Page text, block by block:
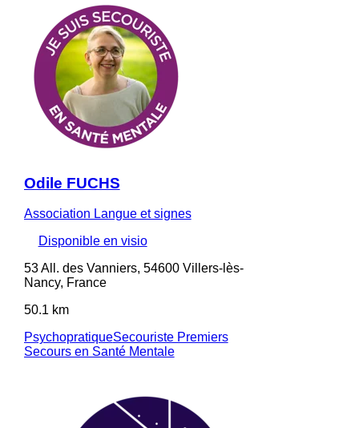
Odile FUCHS
Association Langue et signes
Disponible en visio
53 All. des Vanniers, 54600 Villers-lès-
Nancy, France
50.1 km
PsychopratiqueSecouriste Premiers
Secours en Santé Mentale